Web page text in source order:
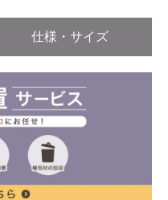
仕様・サイズ